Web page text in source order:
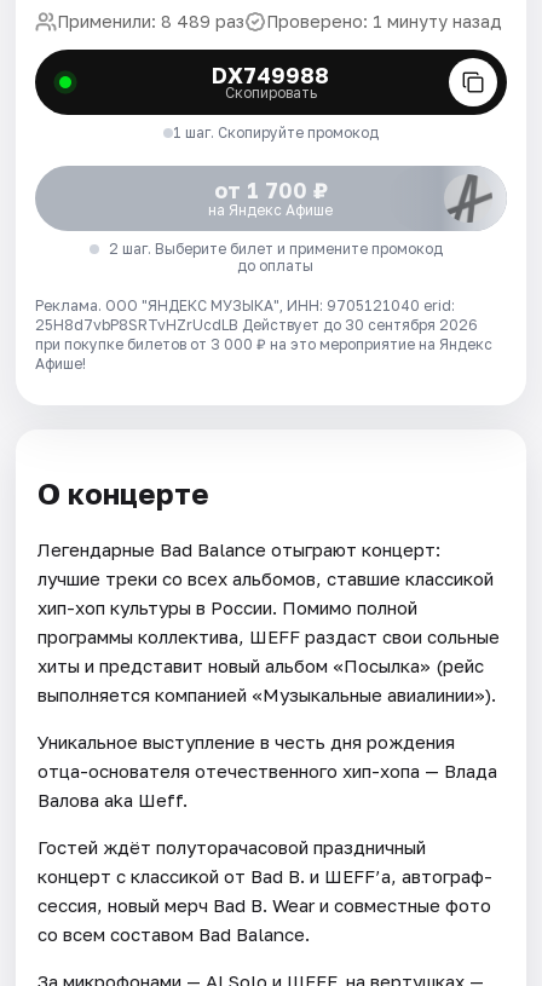
Применили: 8 489 раз Проверено: 1 минуту назад
DX749988
Скопировать
1 шаг. Скопируйте промокод
от 1 700 ₽
на Яндекс Афише
2 шаг. Выберите билет и примените промокод
до оплаты
Реклама. ООО "ЯНДЕКС МУЗЫКА", ИНН: 9705121040 erid:
25H8d7vbP8SRTvHZrUcdLB Действует до 30 сентября 2026
при покупке билетов от 3 000 ₽ на это мероприятие на Яндекс
Афише!
О концерте
Легендарные Bad Balance отыграют концерт:
лучшие треки со всех альбомов, ставшие классикой
хип-хоп культуры в России. Помимо полной
программы коллектива, ШЕFF раздаст свои сольные
хиты и представит новый альбом «Посылка» (рейс
выполняется компанией «Музыкальные авиалинии»).
Уникальное выступление в честь дня рождения
отца-основателя отечественного хип-хопа — Влада
Валова aka Шеff.
Гостей ждёт полуторачасовой праздничный
концерт с классикой от Bad B. и ШЕFF’а, автограф-
сессия, новый мерч Bad B. Wear и совместные фото
со всем составом Bad Balance.
За микрофонами — Al Solo и ШЕFF, на вертушках —